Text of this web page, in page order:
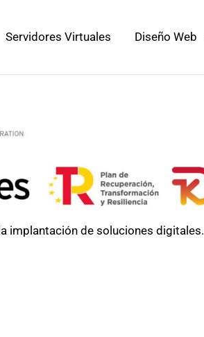
Servidores Virtuales Diseño Web
implantación de soluciones digitales.